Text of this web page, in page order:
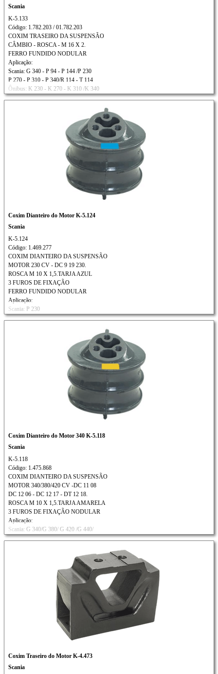
Scania
K-5.133
Código: 1.782.203 / 01.782.203
COXIM TRASEIRO DA SUSPENSÃO
CÂMBIO - ROSCA - M 16 X 2.
FERRO FUNDIDO NODULAR
Aplicação:
Scania: G 340 - P 94 - P 144 /P 230
P 270 - P 310 - P 340/R 114 - T 114
Ônibus: K 230 - K 270 - K 310 /K 340
Coxim Dianteiro do Motor K-5.124
Scania
K-5.124
Código: 1.469.277
COXIM DIANTEIRO DA SUSPENSÃO
MOTOR 230 CV - DC 9 19 230.
ROSCA M 10 X 1,5.TARJA AZUL
3 FUROS DE FIXAÇÃO
FERRO FUNDIDO NODULAR
Aplicação:
Scania: P 230
Coxim Dianteiro do Motor 340 K-5.118
Scania
K-5.118
Código: 1.475.868
COXIM DIANTEIRO DA SUSPENSÃO
MOTOR 340/380/420 CV -DC 11 08
DC 12 06 - DC 12 17 - DT 12 18.
ROSCA M 10 X 1,5.TARJA AMARELA
3 FUROS DE FIXAÇÃO NODULAR
Aplicação:
Scania: G 340/G 380/ G 420 /G 440/
G 470/P 94/P 114/P 124/P 340/
R 380/R 420 /R 440 Ônibus: K 230
K 310/K 340/K 380 /K 420
Todos com ar condicionado
Coxim Traseiro do Motor K-4.473
Scania